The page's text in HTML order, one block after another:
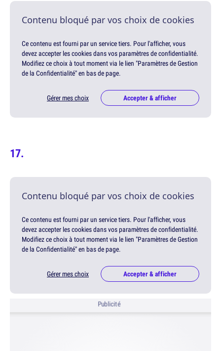
Contenu bloqué par vos choix de cookies
Ce contenu est fourni par un service tiers. Pour l'afficher, vous
devez accepter les cookies dans vos paramètres de confidentialité.
Modifiez ce choix à tout moment via le lien "Paramètres de Gestion
de la Confidentialité" en bas de page.
Gérer mes choix Accepter & afficher
Contenu bloqué par vos choix de cookies
Ce contenu est fourni par un service tiers. Pour l'afficher, vous
devez accepter les cookies dans vos paramètres de confidentialité.
Modifiez ce choix à tout moment via le lien "Paramètres de Gestion
de la Confidentialité" en bas de page.
Gérer mes choix Accepter & afficher
Publicité